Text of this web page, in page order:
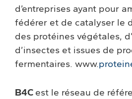
d’entreprises ayant pour
fédérer et de catalyser le
des protéines végétales,
d’insectes et issues de
fermentaires. www.
B4C est le réseau de